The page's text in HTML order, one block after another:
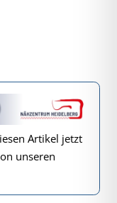
Artikel jetzt
unseren